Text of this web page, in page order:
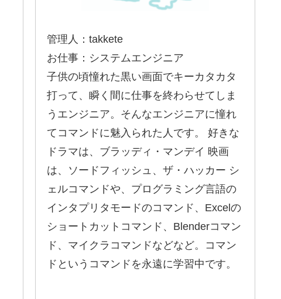
管理人：takkete
お仕事：システムエンジニア
子供の頃憧れた黒い画面でキーカタカタ
打って、瞬く間に仕事を終わらせてしま
うエンジニア。そんなエンジニアに憧れ
てコマンドに魅入られた人です。 好きな
ドラマは、ブラッディ・マンデイ 映画
は、ソードフィッシュ、ザ・ハッカー シ
ェルコマンドや、プログラミング言語の
インタプリタモードのコマンド、Excelの
ショートカットコマンド、Blenderコマン
ド、マイクラコマンドなどなど。コマン
ドというコマンドを永遠に学習中です。